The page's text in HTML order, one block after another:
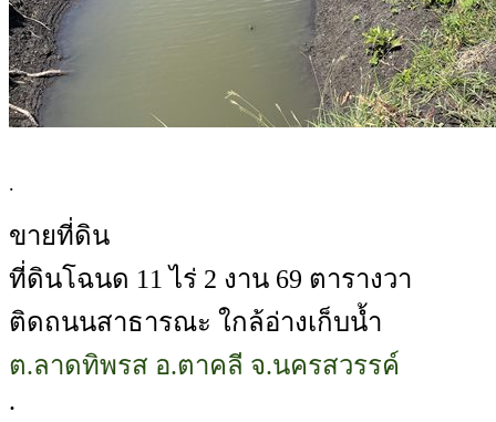
.
ขายที่ดิน
ที่ดินโฉนด 11 ไร่ 2 งาน 69 ตารางวา
ติดถนนสาธารณะ ใกล้อ่างเก็บน้ำ
ต.ลาดทิพรส อ.ตาคลี จ.นครสวรรค์
.